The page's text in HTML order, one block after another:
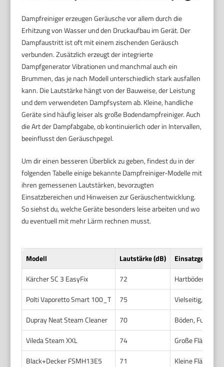
Dampfreiniger erzeugen Geräusche vor allem durch die
Erhitzung von Wasser und den Druckaufbau im Gerät. Der
Dampfaustritt ist oft mit einem zischenden Geräusch
verbunden. Zusätzlich erzeugt der integrierte
Dampfgenerator Vibrationen und manchmal auch ein
Brummen, das je nach Modell unterschiedlich stark ausfallen
kann. Die Lautstärke hängt von der Bauweise, der Leistung
und dem verwendeten Dampfsystem ab. Kleine, handliche
Geräte sind häufig leiser als große Bodendampfreiniger. Auch
die Art der Dampfabgabe, ob kontinuierlich oder in Intervallen,
beeinflusst den Geräuschpegel.
Um dir einen besseren Überblick zu geben, findest du in der
folgenden Tabelle einige bekannte Dampfreiniger-Modelle mit
ihren gemessenen Lautstärken, bevorzugten
Einsatzbereichen und Hinweisen zur Geräuschentwicklung.
So siehst du, welche Geräte besonders leise arbeiten und wo
du eventuell mit mehr Lärm rechnen musst.
Modell Lautstärke (dB)
Einsatzgebiet
Kärcher SC 3 EasyFix
72
Hartböden,
Polti Vaporetto Smart 100_T
75
Vielseitig, auch
Dupray Neat Steam Cleaner
70
Böden, Fugen,
Vileda Steam XXL
74
Große Flächen,
Black+Decker FSMH13E5
71 Kleine Flächen,